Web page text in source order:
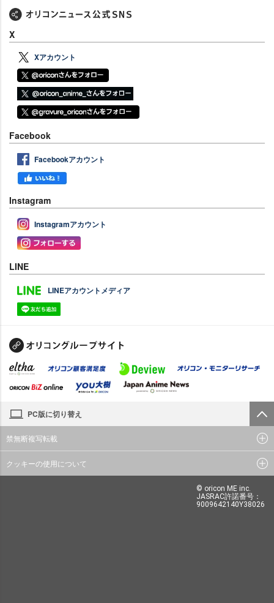
X
Xアカウント
Facebook
Facebookアカウント
Instagram
Instagramアカウント
LINE
LINEアカウントメディア
PC版に切り替え
禁無断複写転載
クッキーの使用について
© oricon ME inc.
JASRAC許諾番号：
9009642140Y38026